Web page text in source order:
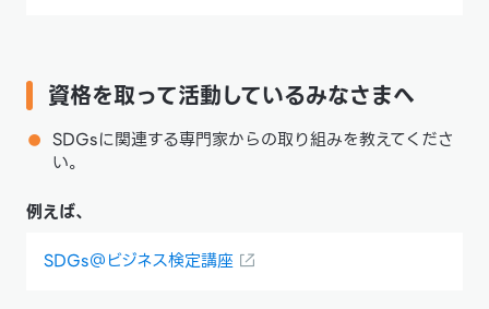
資格を取って活動しているみなさまへ
SDGsに関連する専門家からの取り組みを教えてくださ
い。
例えば、
SDGs＠ビジネス検定講座